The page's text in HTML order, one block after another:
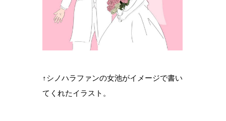
↑シノハラファンの女池がイメージで書い
てくれたイラスト。